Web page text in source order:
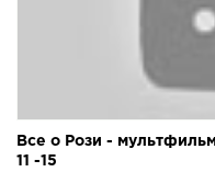
Все о Рози -
11 -15